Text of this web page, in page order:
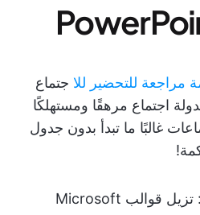
مراجعة للتحضير للا جتماع
اجتماع مرهقًا ومستهلكًا
غالبًا ما تبدأ بدون جدول
ولكن إليك الأخبار السارة: تزيل قوالب Microsoft